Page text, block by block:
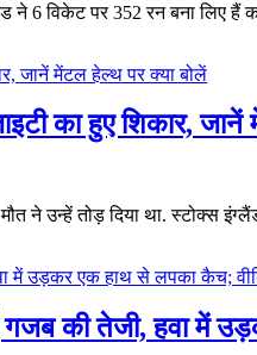
ने 6 विकेट पर 352 रन बना लिए
का हुए शिकार,
ने उन्हें तोड़ दिया था. स्टोक्स
की तेजी, हवा में